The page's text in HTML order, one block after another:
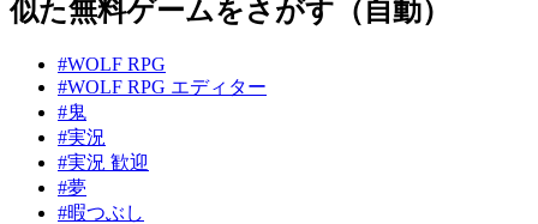
似た無料ゲームをさがす（自動）
#WOLF RPG
#WOLF RPG エディター
#鬼
#実況
#実況 歓迎
#夢
#暇つぶし